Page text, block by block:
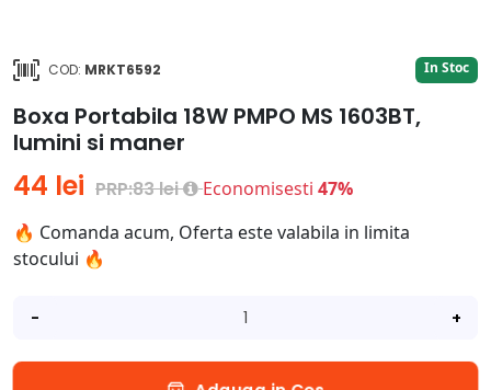
COD: MRKT6592 In Stoc
Boxa Portabila 18W PMPO MS 1603BT,
lumini si maner
44 lei PRP:83 lei Economisesti 47%
🔥 Comanda acum, Oferta este valabila in limita
stocului 🔥
- +